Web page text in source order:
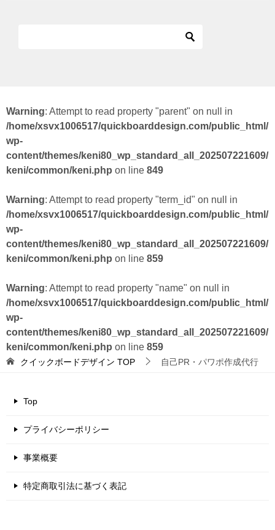
Warning: Attempt to read property "parent" on null in
/home/xsvx1006517/quickboarddesign.com/public_html/
wp-
content/themes/keni80_wp_standard_all_202507221609/
keni/common/keni.php on line 849
Warning: Attempt to read property "term_id" on null in
/home/xsvx1006517/quickboarddesign.com/public_html/
wp-
content/themes/keni80_wp_standard_all_202507221609/
keni/common/keni.php on line 859
Warning: Attempt to read property "name" on null in
/home/xsvx1006517/quickboarddesign.com/public_html/
wp-
content/themes/keni80_wp_standard_all_202507221609/
keni/common/keni.php on line 859
クイックボードデザイン TOP 自己PR・パワポ作成代行
Top
プライバシーポリシー
事業概要
特定商取引法に基づく表記